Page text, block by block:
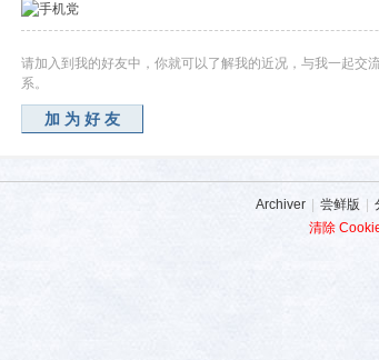
请加入到我的好友中，你就可以了解我的近况，与我一起交
系。
加为好友
Archiver 尝鲜版
清除